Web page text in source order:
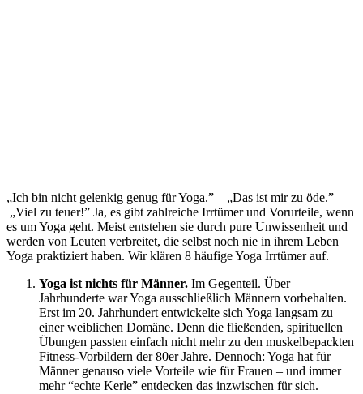
„Ich bin nicht gelenkig genug für Yoga.” – „Das ist mir zu öde.” –
„Viel zu teuer!” Ja, es gibt zahlreiche Irrtümer und Vorurteile, wenn
es um Yoga geht. Meist entstehen sie durch pure Unwissenheit und
werden von Leuten verbreitet, die selbst noch nie in ihrem Leben
Yoga praktiziert haben. Wir klären 8 häufige Yoga Irrtümer auf.
Yoga ist nichts für Männer. Im Gegenteil. Über
Jahrhunderte war Yoga ausschließlich Männern vorbehalten.
Erst im 20. Jahrhundert entwickelte sich Yoga langsam zu
einer weiblichen Domäne. Denn die fließenden, spirituellen
Übungen passten einfach nicht mehr zu den muskelbepackten
Fitness-Vorbildern der 80er Jahre. Dennoch: Yoga hat für
Männer genauso viele Vorteile wie für Frauen – und immer
mehr “echte Kerle” entdecken das inzwischen für sich.